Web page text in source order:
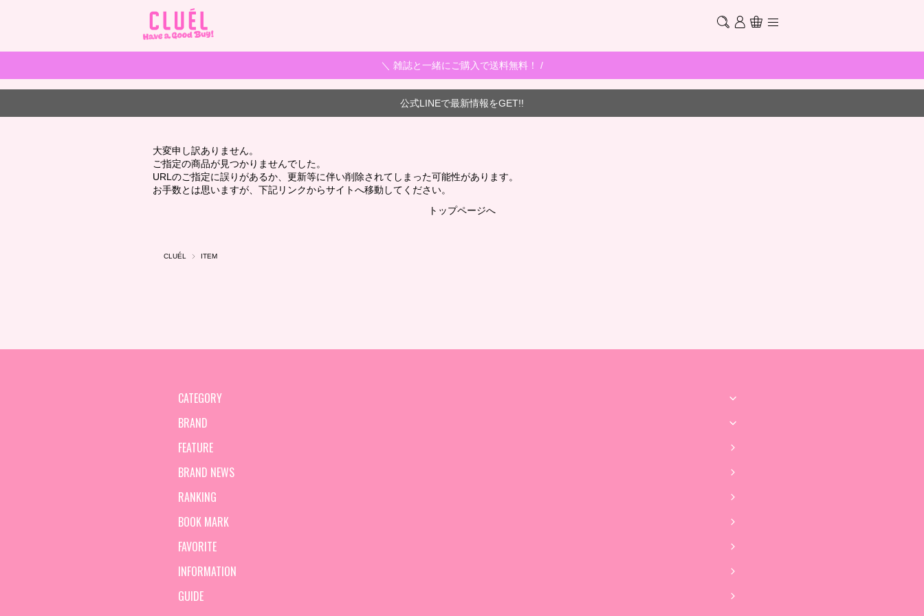
＼ 雑誌と一緒にご購入で送料無料！ /
公式LINEで最新情報をGET!!
大変申し訳ありません。
ご指定の商品が見つかりませんでした。
URLのご指定に誤りがあるか、更新等に伴い削除されてしまった可能性があります。
お手数とは思いますが、下記リンクからサイトへ移動してください。
トップページへ
CLUÉL ITEM
CATEGORY
BRAND
FEATURE
BRAND NEWS
RANKING
BOOK MARK
FAVORITE
INFORMATION
GUIDE